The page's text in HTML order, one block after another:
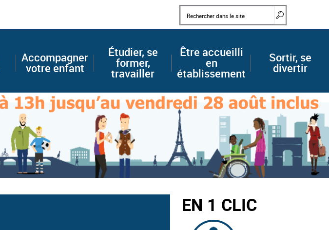
Mots clés
Accompagner
votre enfant
Étudier, se
former,
travailler
Être accueilli
en
établissement
Sortir, se
divertir
EN 1 CLIC